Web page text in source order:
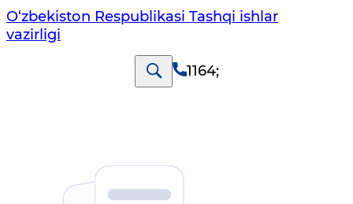
O‘zbеkistоn Rеspublikаsi Tashqi ishlаr
vаzirligi
1164;